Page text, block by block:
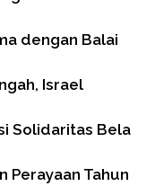
dengan Balai
Israel
Solidaritas Bela
Perayaan Tahun